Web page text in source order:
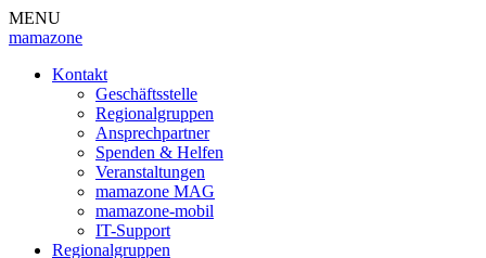
MENU
mamazone
Kontakt
Geschäftsstelle
Regionalgruppen
Ansprechpartner
Spenden & Helfen
Veranstaltungen
mamazone MAG
mamazone-mobil
IT-Support
Regionalgruppen